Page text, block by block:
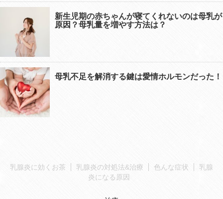
新生児期の赤ちゃんが寝てくれないのは母乳が
原因？母乳量を増やす方法は？
母乳不足を解消する鍵は愛情ホルモンだった！
乳腺炎に効くお茶 乳腺炎の対処法&治療 色んな症状
乳腺
炎になる原因